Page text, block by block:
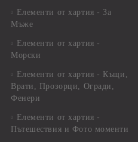
Елементи от хартия - За
Мъже
Елементи от хартия -
Морски
Елементи от хартия - Къщи,
Врати, Прозорци, Огради,
Фенери
Елементи от хартия -
Пътешествия и Фото моменти